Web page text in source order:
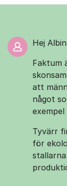
Hej
Faktum
att
något
Tyvärr
för